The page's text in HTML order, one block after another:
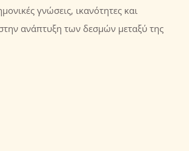
γνώσεις, ικανότητες και
ανάπτυξη των δεσμών μεταξύ της